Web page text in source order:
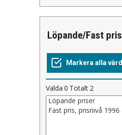
Löpande/Fast pris
Valda 0 Totalt 2